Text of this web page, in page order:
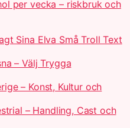
per vecka – riskbruk och
Sina Elva Små Troll Text
– Välj Trygga
– Konst, Kultur och
– Handling, Cast och